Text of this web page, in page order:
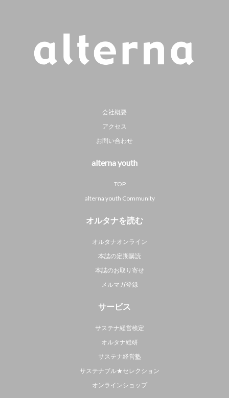
会社概要
アクセス
お問い合わせ
alterna youth
TOP
alterna youth Community
オルタナを読む
オルタナオンライン
本誌の定期購読
本誌のお取り寄せ
メルマガ登録
サービス
サステナ経営検定
オルタナ総研
サステナ経営塾
サステナブル★セレクション
オンラインショップ